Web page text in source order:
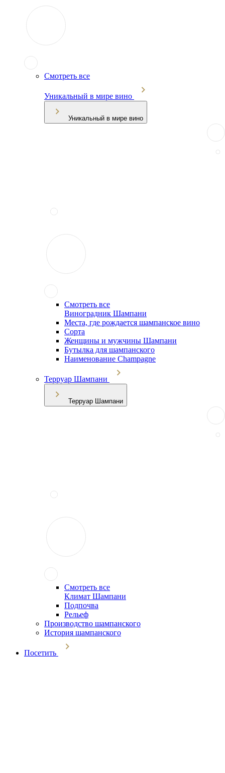
Смотреть все
Уникальный в мире вино
Уникальный в мире вино
Смотреть все
Виноградник Шампани
Места, где рождается шампанское вино
Сорта
Женщины и мужчины Шампани
Бутылка для шампанского
Наименование Champagne
Терруар Шампани
Терруар Шампани
Смотреть все
Климат Шампани
Подпочва
Рельеф
Производство шампанского
История шампанского
Посетить